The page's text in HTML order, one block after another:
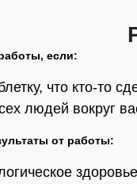
если:
что кто-то
людей вокруг
от работы: